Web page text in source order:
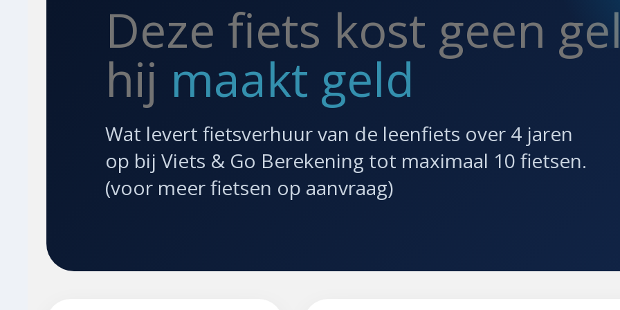
Deze fiets kost geen
hij maakt geld
Wat levert fietsverhuur van de leenfiets over 4 jaren
op bij Viets & Go Berekening tot maximaal 10 fietsen.
(voor meer fietsen op aanvraag)